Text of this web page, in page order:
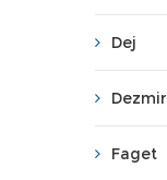
Dej
Dezmir
Faget